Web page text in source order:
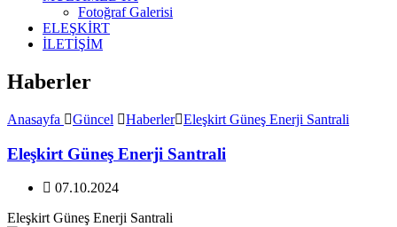
Fotoğraf Galerisi
ELEŞKİRT
İLETİŞİM
Haberler
Anasayfa Güncel Haberler Eleşkirt Güneş Enerji Santrali
Eleşkirt Güneş Enerji Santrali
07.10.2024
Eleşkirt Güneş Enerji Santrali